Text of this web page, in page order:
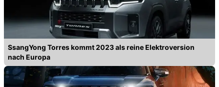
SsangYong Torres kommt 2023 als reine Elektroversion
nach Europa